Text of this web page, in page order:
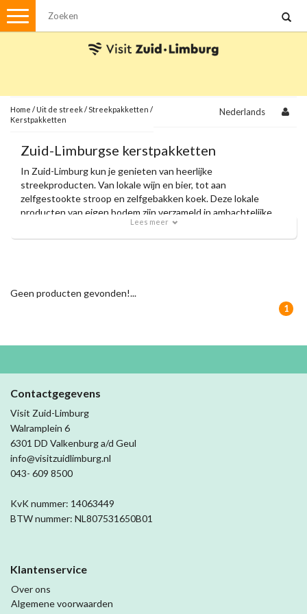
Menu
Met de auto
Brochures en kaarten
Plattegronden
Uit de streek
Ansichtkaarten
Home / Uit de streek/Streekpakketten /
Kerstpakketten
Nederlands
Zuid-Limburgse kerstpakketten
In Zuid-Limburg kun je genieten van heerlijke
streekproducten. Van lokale wijn en bier, tot aan
zelfgestookte stroop en zelfgebakken koek. Deze lokale
producten van eigen bodem zijn verzameld in ambachtelijke
kerstpakketten. Heel leuk om als cadeautje te geven tijdens
de feestdagen of om zelf van te genieten met familie en
Lees meer
Geen producten gevonden!...
1
Contactgegevens
Visit Zuid-Limburg
Walramplein 6
6301 DD Valkenburg a/d Geul
info@visitzuidlimburg.nl
043- 609 8500
KvK nummer: 14063449
BTW nummer: NL807531650B01
Klantenservice
Over ons
Algemene voorwaarden